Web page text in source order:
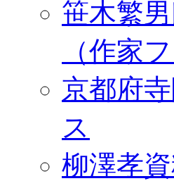
笹木繁
（作家
京都府
ス
柳澤孝